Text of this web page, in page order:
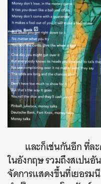
และก็เช่นกันอีก ที่ล
ในอังกฤษ รวมถึงสเปนอั
จัดการแสดงขึ้นที่เยอรม